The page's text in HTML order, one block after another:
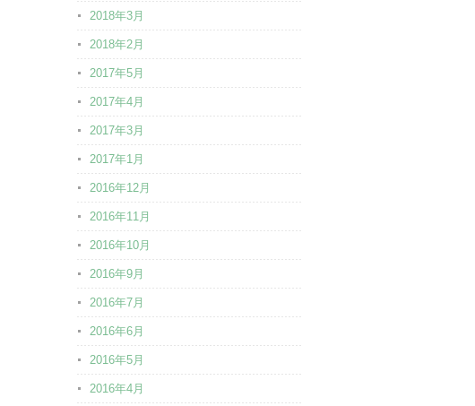
2018年3月
2018年2月
2017年5月
2017年4月
2017年3月
2017年1月
2016年12月
2016年11月
2016年10月
2016年9月
2016年7月
2016年6月
2016年5月
2016年4月